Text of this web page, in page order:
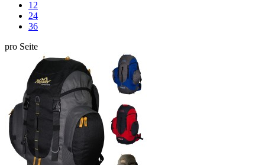
12
24
36
pro Seite